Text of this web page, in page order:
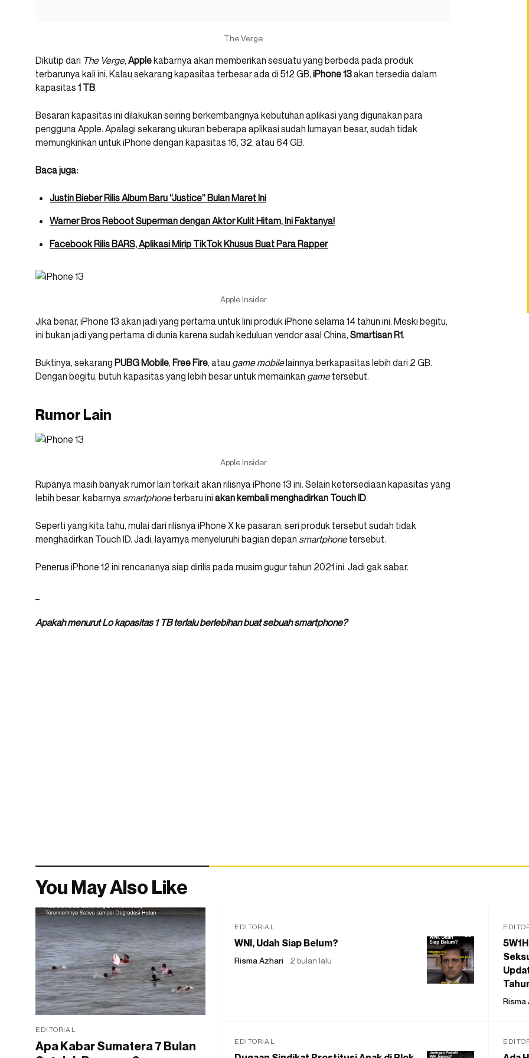
The Verge
Dikutip dari The Verge,Applekabarnya akan memberikan sesuatu yang berbeda pada produk
terbarunya kali ini. Kalau sekarang kapasitas terbesar ada di 512 GB, iPhone 13akan tersedia dalam
kapasitas 1 TB.
Besaran kapasitas ini dilakukan seiring berkembangnya kebutuhan aplikasi yang digunakan para
pengguna Apple. Apalagi sekarang ukuran beberapa aplikasi sudah lumayan besar, sudah tidak
memungkinkan untuk iPhone dengan kapasitas 16, 32, atau 64 GB.
Baca juga:
Justin Bieber Rilis Album Baru “Justice” Bulan Maret Ini
Warner Bros Reboot Superman dengan Aktor Kulit Hitam, Ini Faktanya!
Facebook Rilis BARS, Aplikasi Mirip TikTok Khusus Buat Para Rapper
Apple Insider
Jika benar, iPhone 13 akan jadi yang pertama untuk lini produk iPhone selama 14 tahun ini. Meski begitu,
ini bukan jadi yang pertama di dunia karena sudah keduluan vendor asal China, Smartisan R1.
Buktinya, sekarang PUBG Mobile, Free Fire, atau game mobilelainnya berkapasitas lebih dari 2 GB.
Dengan begitu, butuh kapasitas yang lebih besar untuk memainkan gametersebut.
Rumor Lain
Apple Insider
Rupanya masih banyak rumor lain terkait akan rilisnya iPhone 13 ini. Selain ketersediaan kapasitas yang
lebih besar, kabarnya smartphoneterbaru ini akan kembali menghadirkan Touch ID.
Seperti yang kita tahu, mulai dari rilisnya iPhone X ke pasaran, seri produk tersebut sudah tidak
menghadirkan Touch ID. Jadi, layarnya menyeluruhi bagian depan smartphonetersebut.
Penerus iPhone 12 ini rencananya siap dirilis pada musim gugur tahun 2021 ini. Jadi gak sabar.
Apakah menurut Lo kapasitas 1 TB terlalu berlebihan buat sebuah smartphone?
You May Also Like
EDITORIAL
Apa Kabar Sumatera 7 Bulan
EDITORIAL
WNI, Udah Siap Belum?
Risma Azhari 2 bulan lalu
Risma
EDITORIAL